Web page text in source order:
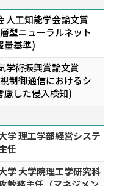
人工知能学会論文賞
層型ニューラルネット
量基準)
学術振興賞論文賞
視制御通信におけるシ
慮した侵入検知)
学 理工学部経営システ
任
学 大学院理工学研究科